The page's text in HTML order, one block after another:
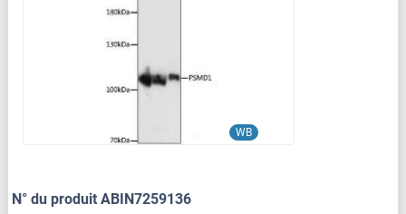
WB
N° du produit ABIN7259136